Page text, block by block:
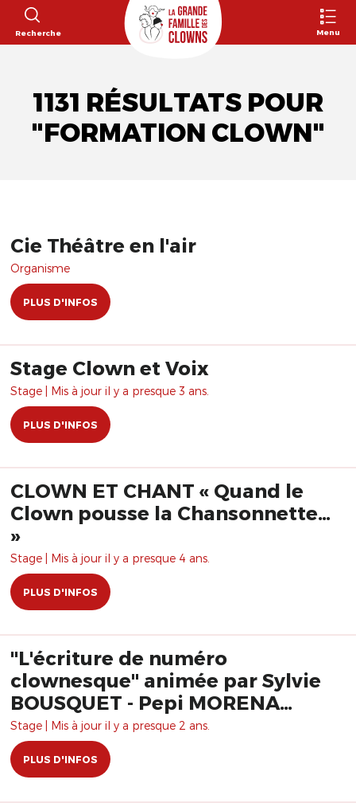
Recherche Menu
1131 RÉSULTATS POUR
"FORMATION CLOWN"
Cie Théâtre en l'air
Organisme
PLUS D'INFOS
Stage Clown et Voix
Stage | Mis à jour il y a presque 3 ans.
PLUS D'INFOS
CLOWN ET CHANT « Quand le
Clown pousse la Chansonnette…
»
Stage | Mis à jour il y a presque 4 ans.
PLUS D'INFOS
"L'écriture de numéro
clownesque" animée par Sylvie
BOUSQUET - Pepi MORENA
Formation
Stage | Mis à jour il y a presque 2 ans.
PLUS D'INFOS